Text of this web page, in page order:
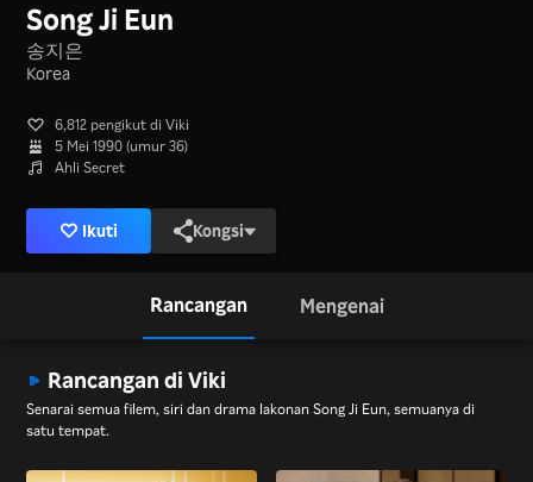
Song Ji Eun
송지은
Korea
6,812 pengikut di Viki
5 Mei 1990 (umur 36)
Ahli Secret
Ikuti Kongsi
Rancangan Mengenai
Rancangan di Viki
Senarai semua filem, siri dan drama lakonan Song Ji Eun, semuanya di
satu tempat.